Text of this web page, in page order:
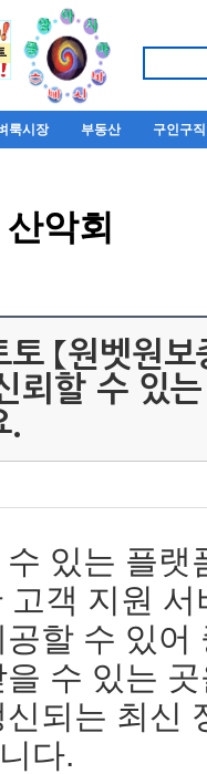
룩시장 부동산 구인구직
악회
토 【원벳원
뢰할 수 있
.
있는 플랫
고객 지원
할 수 있어
을 수 있는
되는 최신
다.